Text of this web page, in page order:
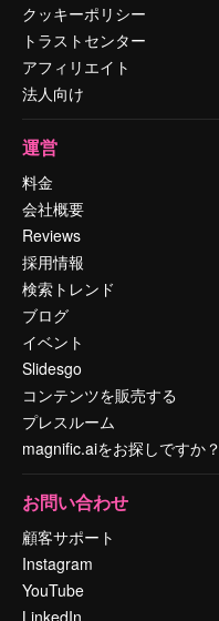
クッキーポリシー
トラストセンター
アフィリエイト
法人向け
運営
料金
会社概要
Reviews
採用情報
検索トレンド
ブログ
イベント
Slidesgo
コンテンツを販売する
プレスルーム
magnific.aiをお探しですか？
お問い合わせ
顧客サポート
Instagram
YouTube
LinkedIn